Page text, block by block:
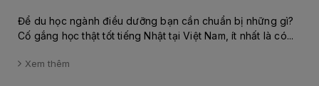
Để du học ngành điều dưỡng bạn cần chuẩn bị những gì?
Cố gắng học thật tốt tiếng Nhật tại Việt Nam, ít nhất là có...
Xem thêm